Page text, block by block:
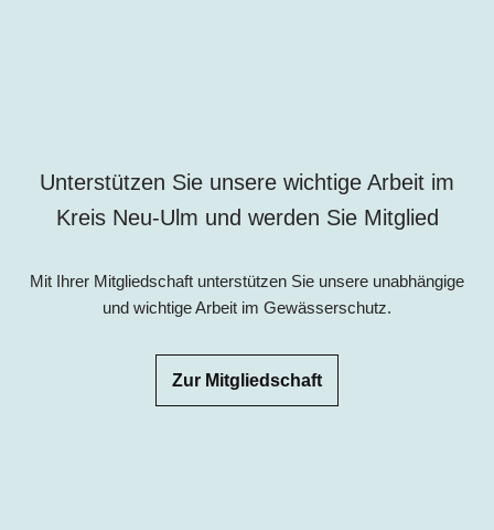
Unterstützen Sie unsere wichtige Arbeit im
Kreis Neu-Ulm und werden Sie Mitglied
Mit Ihrer Mitgliedschaft unterstützen Sie unsere unabhängige
und wichtige Arbeit im Gewässerschutz.
Zur Mitgliedschaft